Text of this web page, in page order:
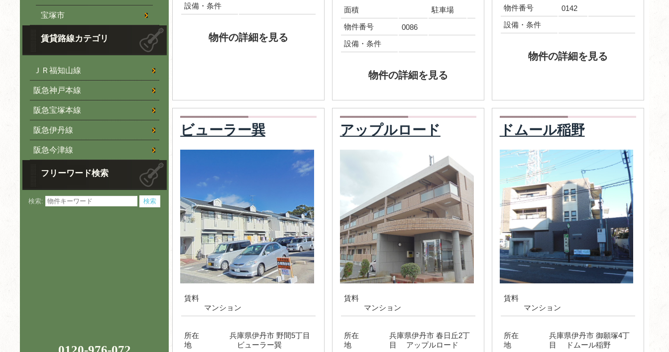
宝塚市
賃貸路線カテゴリ
ＪＲ福知山線
阪急神戸本線
阪急宝塚本線
阪急伊丹線
阪急今津線
フリーワード検索
検索:
設備・条件
物件の詳細を見る
面積
駐車場
物件番号
0086
設備・条件
物件の詳細を見る
物件番号
0142
設備・条件
物件の詳細を見る
ビューラー巽
賃料
マンション
所在
地
兵庫県伊丹市 野間5丁目
ビューラー巽
アップルロード
賃料
マンション
所在
地
兵庫県伊丹市 春日丘2丁
目 アップルロード
ドムール稲野
賃料
マンション
所在
地
兵庫県伊丹市 御願塚4丁
目 ドムール稲野